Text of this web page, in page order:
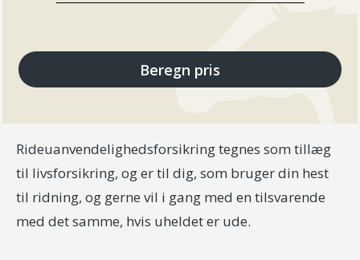
Beregn pris
Rideuanvendelighedsforsikring tegnes som tillæg
til livsforsikring, og er til dig, som bruger din hest
til ridning, og gerne vil i gang med en tilsvarende
med det samme, hvis uheldet er ude.